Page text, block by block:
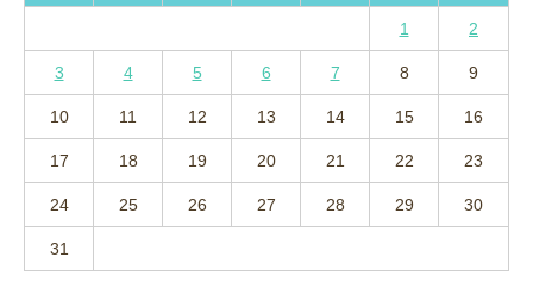
1 2
3 4 5 6 7 8 9
10 11 12 13 14 15 16
17 18 19 20 21 22 23
24 25 26 27 28 29 30
31